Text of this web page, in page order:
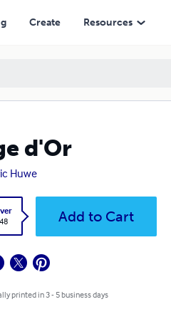
Create Resources
d'Or
Huwe
Add to Cart
printed in 3 - 5 business days